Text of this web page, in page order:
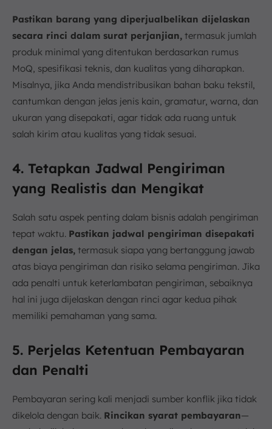
Pastikan barang yang diperjualbelikan dijelaskan
secara rinci dalam surat perjanjian, termasuk jumlah
produk minimal yang ditentukan berdasarkan rumus
MoQ, spesifikasi teknis, dan kualitas yang diharapkan.
Misalnya, jika Anda mendistribusikan bahan baku tekstil,
cantumkan dengan jelas jenis kain, gramatur, warna, dan
ukuran yang disepakati, agar tidak ada ruang untuk
salah kirim atau kualitas yang tidak sesuai.
4. Tetapkan Jadwal Pengiriman
yang Realistis dan Mengikat
Salah satu aspek penting dalam bisnis adalah pengiriman
tepat waktu. Pastikan jadwal pengiriman disepakati
dengan jelas, termasuk siapa yang bertanggung jawab
atas biaya pengiriman dan risiko selama pengiriman. Jika
ada penalti untuk keterlambatan pengiriman, sebaiknya
hal ini juga dijelaskan dengan rinci agar kedua pihak
memiliki pemahaman yang sama.
5. Perjelas Ketentuan Pembayaran
dan Penalti
Pembayaran sering kali menjadi sumber konflik jika tidak
dikelola dengan baik. Rincikan syarat pembayaran—